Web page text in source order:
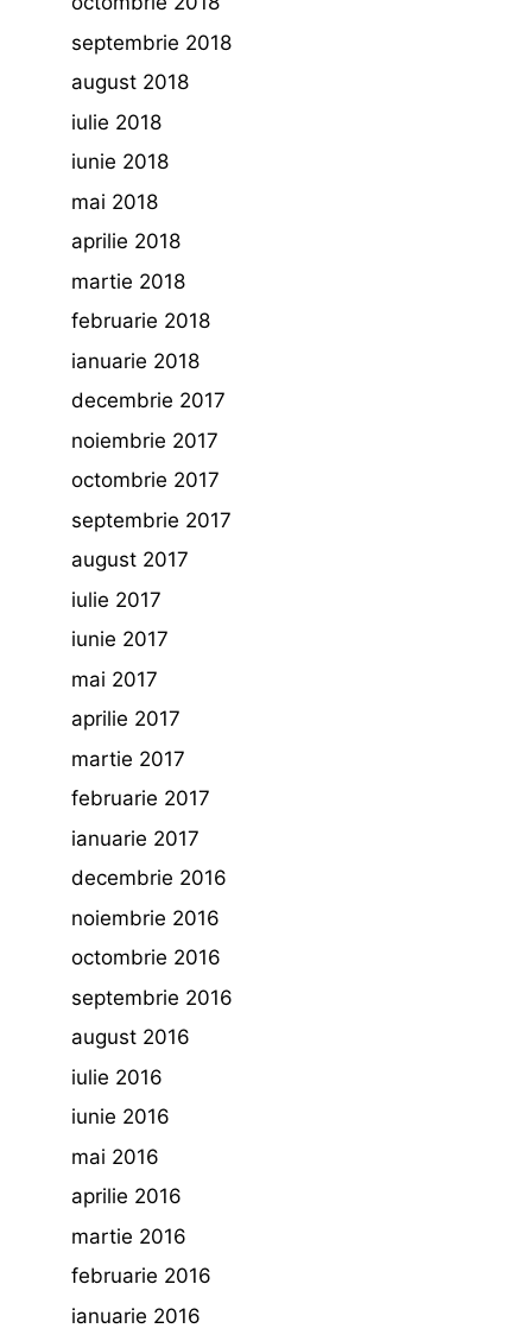
septembrie 2018
august 2018
iulie 2018
iunie 2018
mai 2018
aprilie 2018
martie 2018
februarie 2018
ianuarie 2018
decembrie 2017
noiembrie 2017
octombrie 2017
septembrie 2017
august 2017
iulie 2017
iunie 2017
mai 2017
aprilie 2017
martie 2017
februarie 2017
ianuarie 2017
decembrie 2016
noiembrie 2016
octombrie 2016
septembrie 2016
august 2016
iulie 2016
iunie 2016
mai 2016
aprilie 2016
martie 2016
februarie 2016
ianuarie 2016